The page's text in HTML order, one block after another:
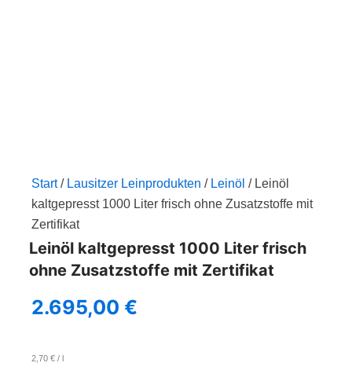
Start/ Lausitzer Leinprodukten / Leinöl / Leinöl
kaltgepresst 1000 Liter frisch ohne Zusatzstoffe mit
Zertifikat
Leinöl kaltgepresst 1000 Liter frisch
ohne Zusatzstoffe mit Zertifikat
2.695,00 €
2,70 € / l